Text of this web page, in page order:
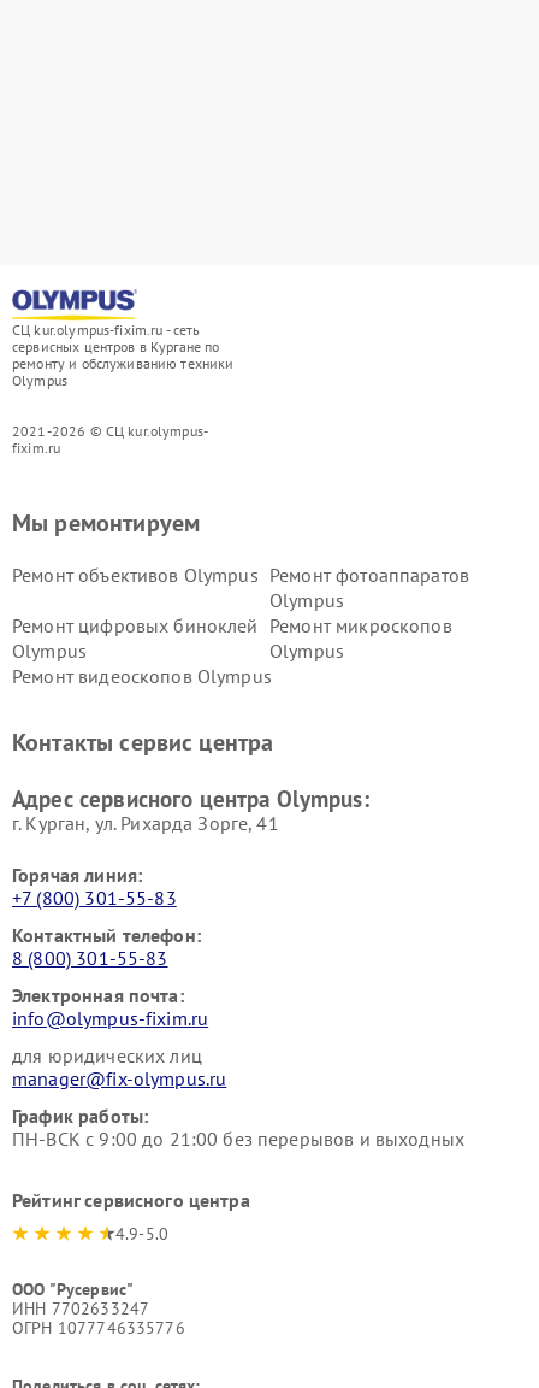
СЦ kur.olympus-fixim.ru - сеть
сервисных центров в Кургане по
ремонту и обслуживанию техники
Olympus
2021-2026 © СЦ kur.olympus-
fixim.ru
Мы ремонтируем
Ремонт объективов Olympus Ремонт фотоаппаратов
Olympus
Ремонт цифровых биноклей
Olympus
Ремонт микроскопов
Olympus
Ремонт видеоскопов Olympus
Контакты сервис центра
Адрес сервисного центра Olympus:
г. Курган, ул. Рихарда Зорге, 41
Горячая линия:
+7 (800) 301-55-83
Контактный телефон:
8 (800) 301-55-83
Электронная почта:
info@olympus-fixim.ru
для юридических лиц
manager@fix-olympus.ru
График работы:
ПН-ВСК с 9:00 до 21:00 без перерывов и выходных
Рейтинг сервисного центра
4.9-5.0
ООО "Русервис"
ИНН 7702633247
ОГРН 1077746335776